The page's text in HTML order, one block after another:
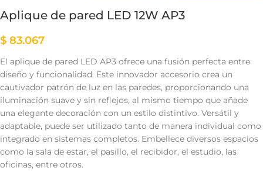
Aplique de pared LED 12W AP3
$ 83.067
El aplique de pared LED AP3 ofrece una fusión perfecta entre
diseño y funcionalidad. Este innovador accesorio crea un
cautivador patrón de luz en las paredes, proporcionando una
iluminación suave y sin reflejos, al mismo tiempo que añade
una elegante decoración con un estilo distintivo. Versátil y
adaptable, puede ser utilizado tanto de manera individual como
integrado en sistemas completos. Embellece diversos espacios
como la sala de estar, el pasillo, el recibidor, el estudio, las
oficinas, entre otros.